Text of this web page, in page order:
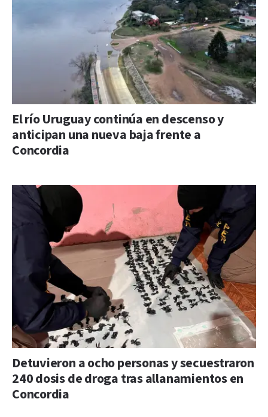
El río Uruguay continúa en descenso y
anticipan una nueva baja frente a
Concordia
Detuvieron a ocho personas y secuestraron
240 dosis de droga tras allanamientos en
Concordia